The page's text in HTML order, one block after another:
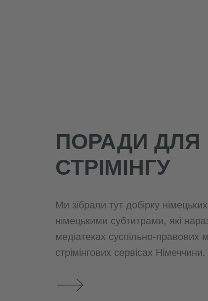
ПОРАДИ ДЛЯ
СТРІМІНГУ
Ми зібрали тут добірку
німецькими субтитрами, які
медіатеках суспільно-правових
стрімінгових сервісах Німеччини.